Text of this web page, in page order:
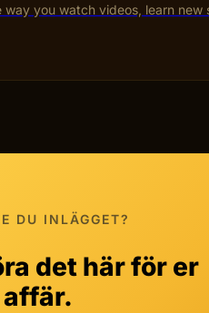
way you watch videos, learn
DU INLÄGGET?
det här för er
affär.